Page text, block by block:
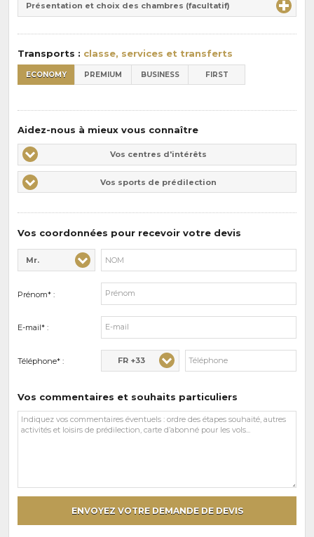
pension
:
Présentation et choix des chambres (facultatif)
Transports : classe, services et transferts
ECONOMY PREMIUM BUSINESS FIRST
Aidez-nous à mieux vous connaître
Vos
centres
d'intérêts
Vos centres d'intérêts
Vos
sports
de
Vos sports de prédilection
Vos coordonnées pour recevoir votre devis
Civilité* :
Mr.
Nom* :
Prénom* :
E-mail* :
Téléphone* : FR +33
Vos commentaires et souhaits particuliers
Vos
commentaires
ENVOYEZ VOTRE DEMANDE DE DEVIS